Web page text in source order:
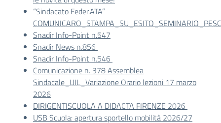
“Sindacato Feder.ATA”
Snadir Info-Point n.547
Snadir News n.856
Snadir Info-Point n.546
Comunicazione n. 378 Assemblea
Sindacale_UIL_Variazione Orario lezioni 17 marzo
2026
DIRIGENTISCUOLA A DIDACTA FIRENZE 2026
USB Scuola: apertura sportello mobilità 2026/27